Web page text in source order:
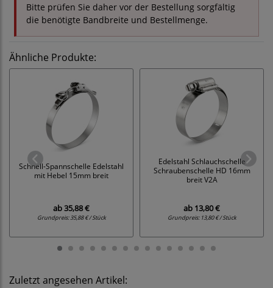
Bitte prüfen Sie daher vor der Bestellung sorgfältig
die benötigte Bandbreite und Bestellmenge.
Ähnliche Produkte:
Schnell-Spannschelle Edelstahl
mit Hebel 15mm breit
ab35,88 €
Grundpreis:35,88 € / Stück
Edelstahl Schlauchschelle
Schraubenschelle HD 16mm
breit V2A
ab 13,80 €
Grundpreis: 13,80 € / Stück
Zuletzt angesehen Artikel: